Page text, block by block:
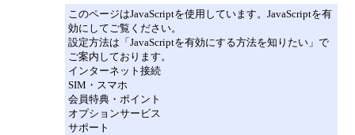
このページはJavaScriptを使用しています。JavaScriptを有
効にしてご覧ください。
設定方法は「JavaScriptを有効にする方法を知りたい」で
ご案内しております。
インターネット接続
SIM・スマホ
会員特典・ポイント
オプションサービス
サポート